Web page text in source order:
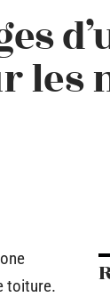
les
toiture.